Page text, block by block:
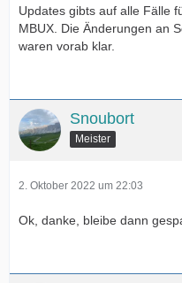
Updates gibts auf alle Fälle
MBUX. Die Änderungen an
waren vorab klar.
Snoubort
Meister
2. Oktober 2022 um 22:03
Ok, danke, bleibe dann